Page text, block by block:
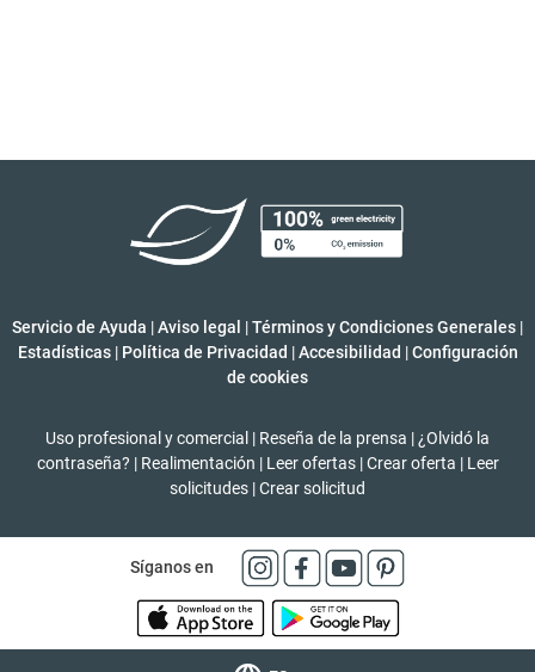
Servicio de Ayuda |Aviso legal |Términos y Condiciones Generales |
Estadísticas | Política de Privacidad | Accesibilidad | Configuración
de cookies
Uso profesional y comercial | Reseña de la prensa | ¿Olvidó la
contraseña? | Realimentación | Leer ofertas | Crear oferta | Leer
solicitudes |Crear solicitud
Síganos en